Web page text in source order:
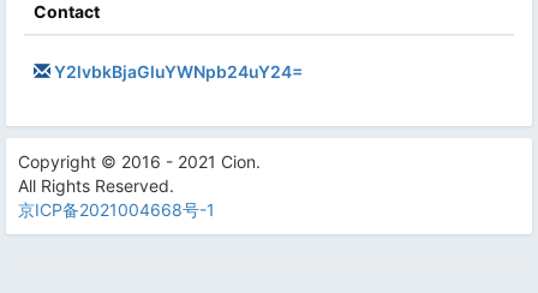
Contact
Y2lvbkBjaGluYWNpb24uY24=
Copyright © 2016 - 2021 Cion.
All Rights Reserved.
京ICP备2021004668号-1